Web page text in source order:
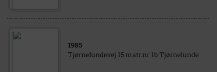
1985
Tjørnelundevej 15 matr.nr 1b Tjørnelunde